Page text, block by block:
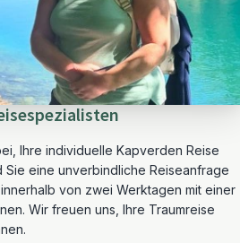
Ihre individuelle Kapverden Reise
Sie eine unverbindliche Reiseanfrage
von zwei Werktagen mit einer
Wir freuen uns, Ihre Traumreise